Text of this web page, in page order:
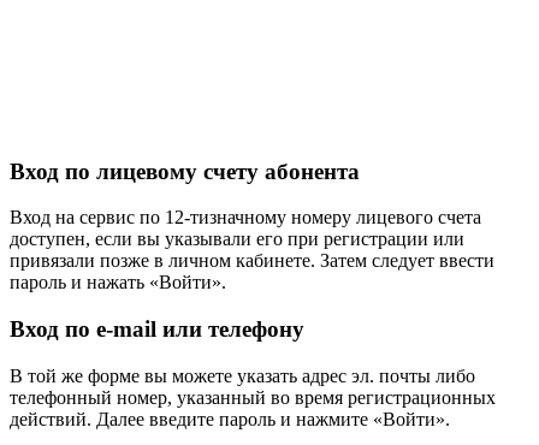
Вход по лицевому счету абонента
Вход на сервис по 12-тизначному номеру лицевого счета
доступен, если вы указывали его при регистрации или
привязали позже в личном кабинете. Затем следует ввести
пароль и нажать «Войти».
Вход по e-mail или телефону
В той же форме вы можете указать адрес эл. почты либо
телефонный номер, указанный во время регистрационных
действий. Далее введите пароль и нажмите «Войти».